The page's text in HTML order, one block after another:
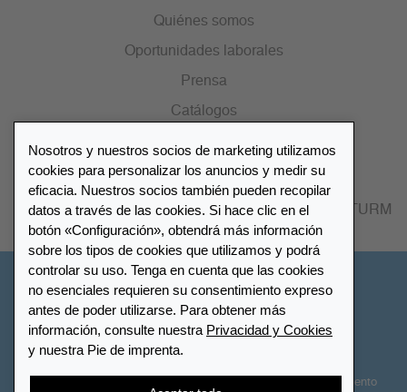
Quiénes somos
Oportunidades laborales
Prensa
Catálogos
Lista de distribuidores
Encuentre su distribuidor más cercano LEUCHTTURM
Nosotros y nuestros socios de marketing utilizamos
cookies para personalizar los anuncios y medir su
eficacia. Nuestros socios también pueden recopilar
datos a través de las cookies. Si hace clic en el
botón «Configuración», obtendrá más información
sobre los tipos de cookies que utilizamos y podrá
controlar su uso. Tenga en cuenta que las cookies
no esenciales requieren su consentimiento expreso
antes de poder utilizarse. Para obtener más
información, consulte nuestra Privacidad y Cookies
y nuestra Pie de imprenta.
Configuración de cookies Privacidad y Cookies
Declaración de accesibilidad
Derecho de desistimiento